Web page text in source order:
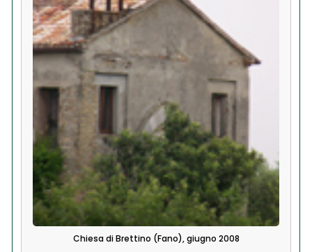
Chiesa di Brettino (Fano), giugno 2008